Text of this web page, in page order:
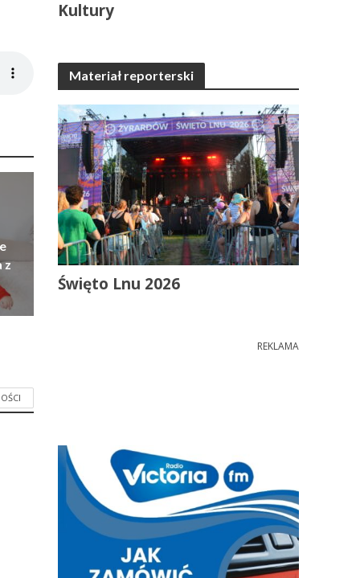
z
Kultury
Materiał reporterski
Święto Lnu 2026
REKLAMA